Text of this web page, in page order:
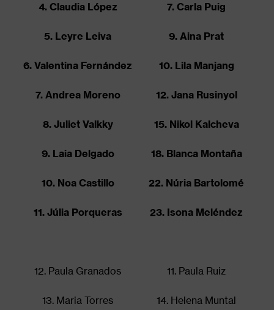
4. Claudia López
5. Leyre Leiva
6. Valentina Fernández
7. Andrea Moreno
8. Juliet Valkky
9. Laia Delgado
10. Noa Castillo
11. Júlia Porqueras
12. Paula Granados
13. Maria Torres
7. Carla Puig
9. Aina Prat
10. Lila Manjang
12. Jana Rusinyol
15. Nikol Kalcheva
18. Blanca Montaña
22. Núria Bartolomé
23. Isona Meléndez
11. Paula Ruiz
14. Helena Muntal